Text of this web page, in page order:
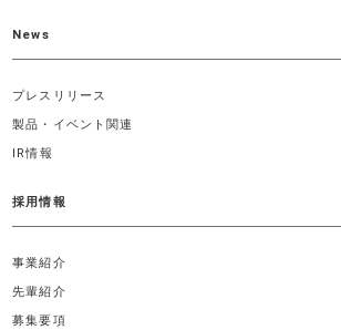
News
プレスリリース
製品・イベント関連
IR情報
採用情報
事業紹介
先輩紹介
募集要項